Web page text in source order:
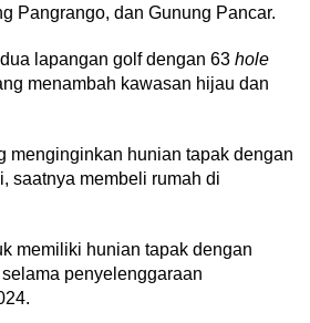
Pangrango, dan Gunung Pancar.
lapangan golf dengan 63 hole
menambah kawasan hijau dan
menginginkan hunian tapak dengan
saatnya membeli rumah di
memiliki hunian tapak dengan
penyelenggaraan